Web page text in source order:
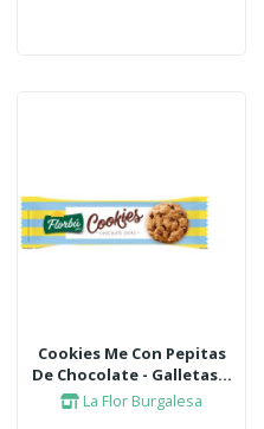
Cookies Me Con Pepitas
De Chocolate - Galletas...
La Flor Burgalesa